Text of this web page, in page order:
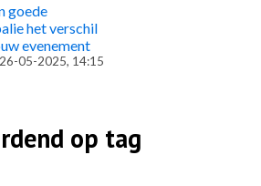
goede
het verschil
evenement
26-05-2025, 14:15
op tag